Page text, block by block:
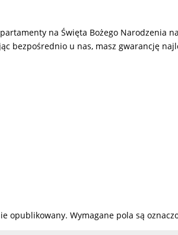
na Święta Bożego Narodzenia
bezpośrednio u nas, masz gwarancję
opublikowany. Wymagane pola są